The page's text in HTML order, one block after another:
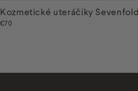
Kozmetické uteráčiky Sevenfold
€70